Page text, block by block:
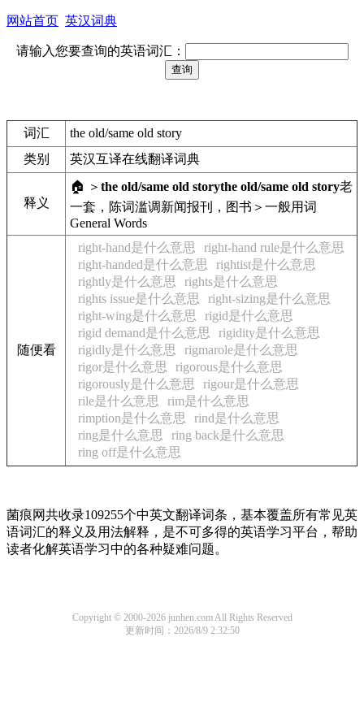
网站首页 英汉词典
请输入您要查询的英语词汇：
词汇
the old/same old story
类别
英汉互译在线翻译词典
释义
🏠 ＞ the old/same old storythe old/same old story老
一套，陈词滥调新闻报刊，图书＞一般用词
General Words
随便看
right-hand是什么意思
right-hand rule是什么意思
right-handed是什么意思
rightist是什么意思
rightly是什么意思
rights是什么意思
rights issue是什么意思
right-sizing是什么意思
right-wing是什么意思
rigid是什么意思
rigid demand是什么意思
rigidity是什么意思
rigidly是什么意思
rigmarole是什么意思
rigor是什么意思
rigorous是什么意思
rigorously是什么意思
rigour是什么意思
rile是什么意思
rim是什么意思
rimption是什么意思
rind是什么意思
ring是什么意思
ring back是什么意思
ring off是什么意思
菌痕网共收录109255个中英文翻译词条，基本覆盖所有常见英
语词汇的释义及用法解释，是不可多得的英语学习平台，帮助
读者化解英语学习中的各种疑难问题。
Copyright © 2000-2026 junhen.com All Rights Reserved
更新时间：2026/8/9 2:32:50